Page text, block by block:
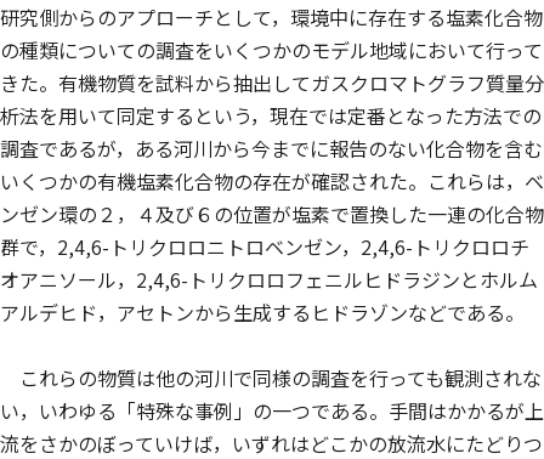
研究側からのアプローチとして，環境中に存在する塩素化合物
の種類についての調査をいくつかのモデル地域において行って
きた。有機物質を試料から抽出してガスクロマトグラフ質量分
析法を用いて同定するという，現在では定番となった方法での
調査であるが，ある河川から今までに報告のない化合物を含む
いくつかの有機塩素化合物の存在が確認された。これらは，ベ
ンゼン環の２，４及び６の位置が塩素で置換した一連の化合物
群で，2,4,6-トリクロロニトロベンゼン，2,4,6-トリクロロチ
オアニソール，2,4,6-トリクロロフェニルヒドラジンとホルム
アルデヒド，アセトンから生成するヒドラゾンなどである。
これらの物質は他の河川で同様の調査を行っても観測されな
い，いわゆる「特殊な事例」の一つである。手間はかかるが上
流をさかのぼっていけば，いずれはどこかの放流水にたどりつ